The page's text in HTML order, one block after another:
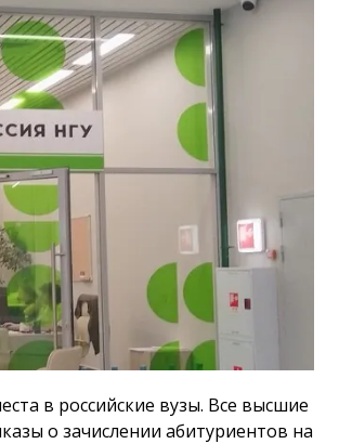
в российские вузы. Все высшие
о зачислении абитуриентов на